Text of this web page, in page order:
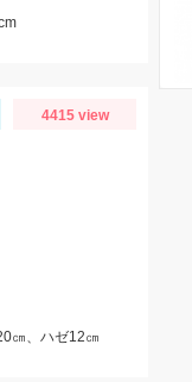
4415 view
㎝、ハゼ12㎝